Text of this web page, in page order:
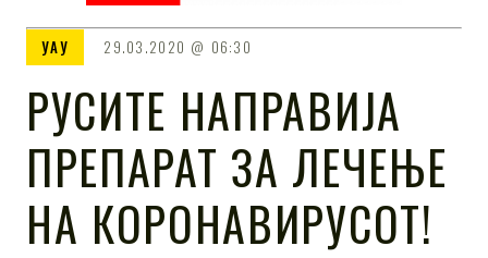
M EXPRESS
УАУ 29.03.2020 06:30
РУСИТЕ НАПРАВИЈА
ПРЕПАРАТ ЗА ЛЕЧЕЊЕ
НА КОРОНАВИРУСОТ!